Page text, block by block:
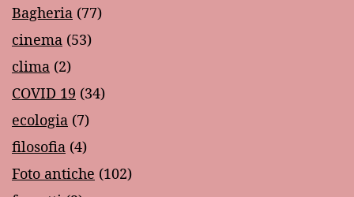
Bagheria (77)
cinema (53)
clima (2)
COVID 19 (34)
ecologia (7)
filosofia (4)
Foto antiche (102)